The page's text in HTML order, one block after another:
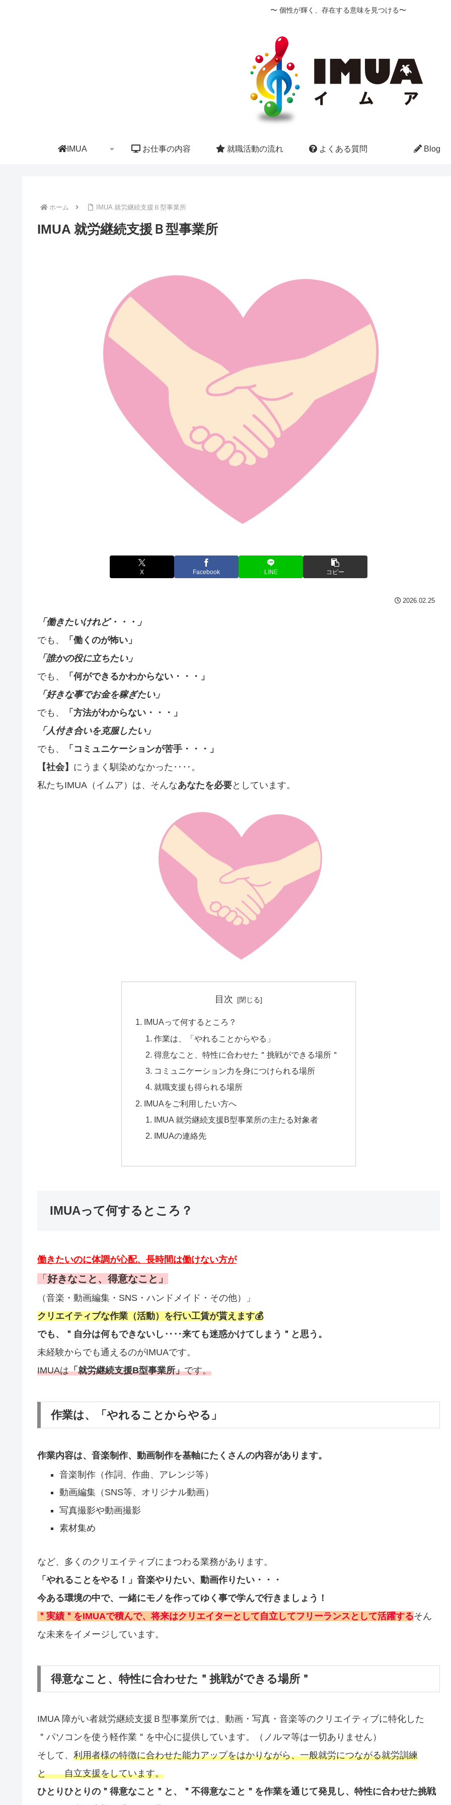
〜 個性が輝く、存在する意味を見つける〜
IMUA お仕事の内容 就職活動の流れ よくある質問 Blog
ホーム IMUA 就労継続支援Ｂ型事業所
IMUA 就労継続支援Ｂ型事業所
X Facebook LINE コピー
2026.02.25
「働きたいけれど・・・ 」
でも、
「働くのが怖い」
「誰かの役に立ちたい」
でも、
「何ができるかわからない・・・」
「好きな事でお金を稼ぎたい」
でも、
「方法がわからない・・・」
「人付き合いを克服したい」
でも、
「コミュニケーションが苦手・・・」
【社会】 にうまく馴染めなかった‥‥。
私たちIMUA（イムア）は、そんなあなたを必要としています。
目次
IMUAって何するところ？
作業は、「やれることからやる」
得意なこと、特性に合わせた＂挑戦ができる場所＂
コミュニケーション力を身につけられる場所
就職支援も得られる場所
IMUAをご利用したい方へ
IMUA 就労継続支援B型事業所の主たる対象者
IMUAの連絡先
IMUAって何するところ？
働きたいのに体調が心配、長時間は働けない方が
「 好きなこと、得意なこと」
（音楽・動画編集・SNS・ハンドメイド・その他）」
クリエイティブな作業（活動）を行い工賃が貰えます💰
でも、＂自分は何もできないし‥‥来ても迷惑かけてしまう＂と思う。
未経験からでも通えるのがIMUAです。
IMUAは「就労継続支援B型事業所」です。
作業は、「やれることからやる」
作業内容は、音楽制作、動画制作を基軸にたくさんの内容があります。
音楽制作（作詞、作曲、アレンジ等）
動画編集（SNS等、オリジナル動画）
写真撮影や動画撮影
素材集め
など、多くのクリエイティブにまつわる業務があります。
「やれることをやる！」音楽やりたい、動画作りたい・・・
今ある環境の中で、一緒にモノを作ってゆく事で学んで行きましょう！
＂実績＂をIMUAで積んで、将来はクリエイターとして自立してフリーランスとして活躍するそん
な未来をイメージしています。
得意なこと、特性に合わせた＂挑戦ができる場所＂
IMUA 障がい者就労継続支援Ｂ型事業所では、動画・写真・音楽等のクリエイティブに特化した
＂パソコンを使う軽作業＂を中心に提供しています。（ノルマ等は一切ありません）
そして、 利用者様の特徴に合わせた能力アップをはかりながら、一般就労につながる就労訓練
と自立支援をしています。
ひとりひとりの＂得意なこと＂と、＂不得意なこと＂を作業を通じて発見し、特性に合わせた挑戦